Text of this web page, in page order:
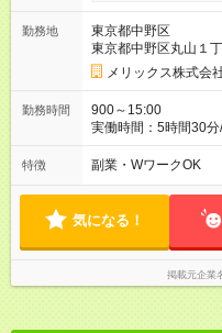
勤務地
東京都中野区
東京都中野区丸山１
メリックス株式会
勤務時間
900～15:00
実働時間：5時間30
憩：30分 ◆週4日勤務～OK ◆決められた時間内のお仕事なので
家族と過ごす時間も
特徴 副業・WワークOK
気になる！
掲載元企業